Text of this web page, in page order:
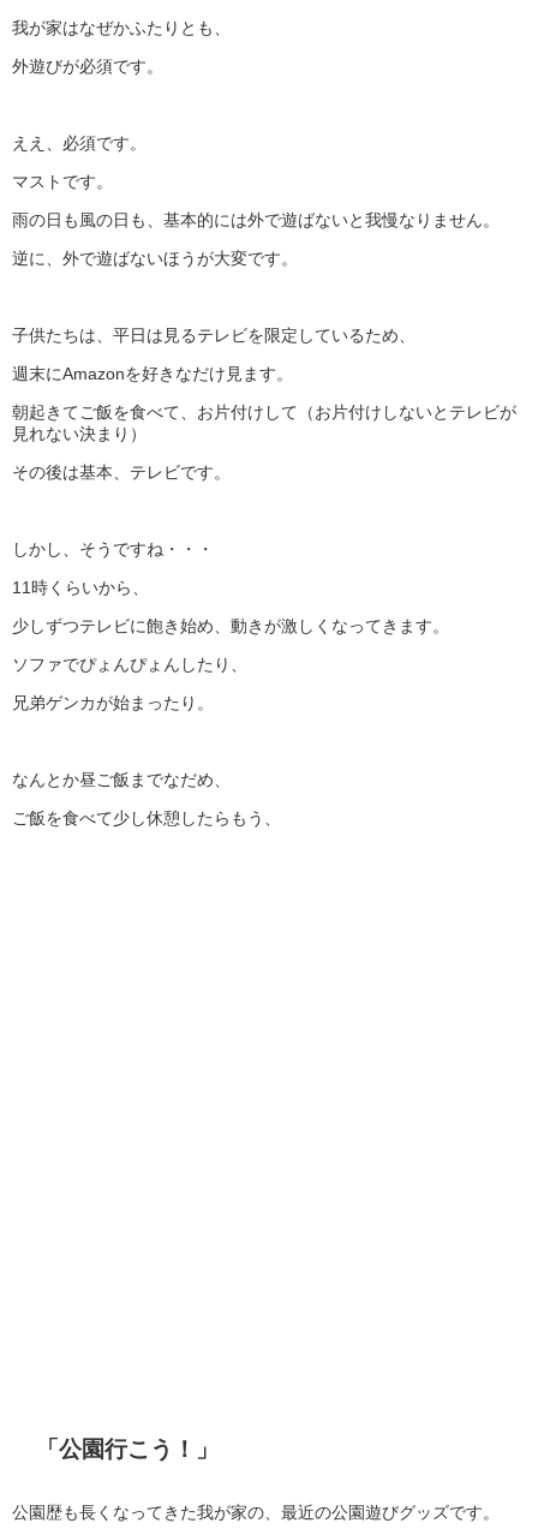
我が家はなぜかふたりとも、
外遊びが必須です。
ええ、必須です。
マストです。
雨の日も風の日も、基本的には外で遊ばないと我慢なりません。
逆に、外で遊ばないほうが大変です。
子供たちは、平日は見るテレビを限定しているため、
週末にAmazonを好きなだけ見ます。
朝起きてご飯を食べて、お片付けして（お片付けしないとテレビが
見れない決まり）
その後は基本、テレビです。
しかし、そうですね・・・
11時くらいから、
少しずつテレビに飽き始め、動きが激しくなってきます。
ソファでぴょんぴょんしたり、
兄弟ゲンカが始まったり。
なんとか昼ご飯までなだめ、
ご飯を食べて少し休憩したらもう、
「公園行こう！」
公園歴も長くなってきた我が家の、最近の公園遊びグッズです。